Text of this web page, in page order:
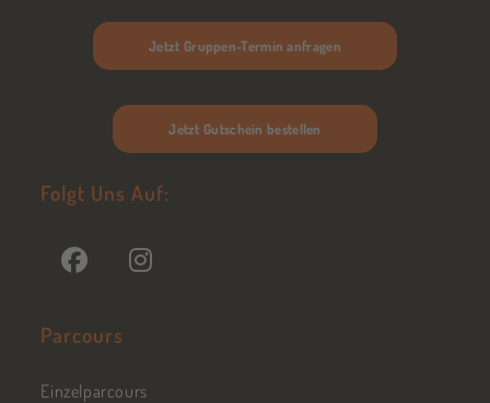
Jetzt Gruppen-Termin anfragen
Jetzt Gutschein bestellen
Folgt Uns Auf:
Parcours
Einzelparcours